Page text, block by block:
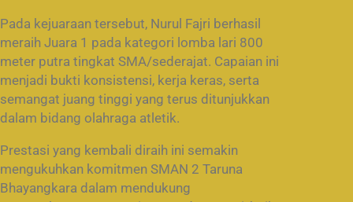
Pada kejuaraan tersebut, Nurul Fajri berhasil
meraih Juara 1 pada kategori lomba lari 800
meter putra tingkat SMA/sederajat. Capaian ini
menjadi bukti konsistensi, kerja keras, serta
semangat juang tinggi yang terus ditunjukkan
dalam bidang olahraga atletik.
Prestasi yang kembali diraih ini semakin
mengukuhkan komitmen SMAN 2 Taruna
Bhayangkara dalam mendukung